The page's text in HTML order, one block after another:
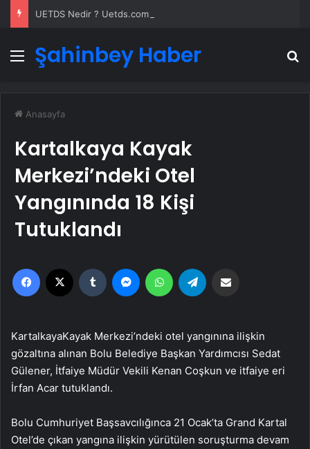
Menü
Şahinbey Haber
Anasayfa
Kartalkaya Kayak
Merkezi’ndeki Otel
Yangınında 18 Kişi
Tutuklandı
Facebook Tumblr MessengerWhatsApp
KartalkayaKayak Merkezi’ndeki otel yangınına ilişkin
gözaltına alınan Bolu Belediye Başkan Yardımcısı Sedat
Gülener, İtfaiye Müdür Vekili Kenan Coşkun ve itfaiye eri
İrfan Acar tutuklandı.
Bolu Cumhuriyet Başsavcılığınca 21 Ocak’ta Grand Kartal
Otel’de çıkan yangına ilişkin yürütülen soruşturma devam